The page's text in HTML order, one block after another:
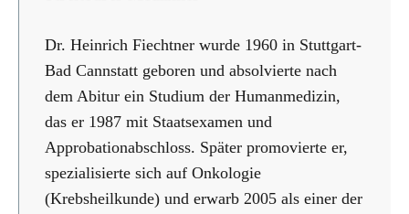
Dr. Heinrich Fiechtner wurde 1960 in Stuttgart-
Bad Cannstatt geboren und absolvierte nach
dem Abitur ein Studium der Humanmedizin,
das er 1987 mit Staatsexamen und
Approbationabschloss. Später promovierte er,
spezialisierte sich auf Onkologie
(Krebsheilkunde) und erwarb 2005 als einer der